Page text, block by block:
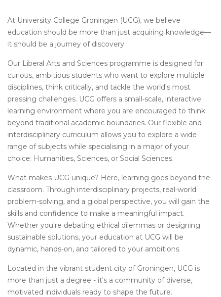
At University College Groningen (UCG), we believe
education should be more than just acquiring knowledge—
it should be a journey of discovery.
Our Liberal Arts and Sciences programme is designed for
curious, ambitious students who want to explore multiple
disciplines, think critically, and tackle the world's most
pressing challenges. UCG offers a small-scale, interactive
learning environment where you are encouraged to think
beyond traditional academic boundaries. Our flexible and
interdisciplinary curriculum allows you to explore a wide
range of subjects while specialising in a major of your
choice: Humanities, Sciences, or Social Sciences.
What makes UCG unique? Here, learning goes beyond the
classroom. Through interdisciplinary projects, real-world
problem-solving, and a global perspective, you will gain the
skills and confidence to make a meaningful impact.
Whether you're debating ethical dilemmas or designing
sustainable solutions, your education at UCG will be
dynamic, hands-on, and tailored to your ambitions.
Located in the vibrant student city of Groningen, UCG is
more than just a degree - it's a community of diverse,
motivated individuals ready to shape the future.